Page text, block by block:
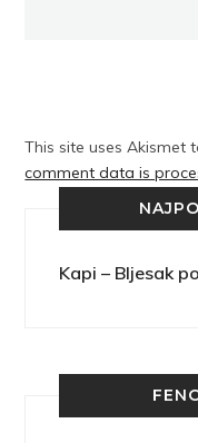
This site uses Akismet
comment data is
Kapi – Bljesak